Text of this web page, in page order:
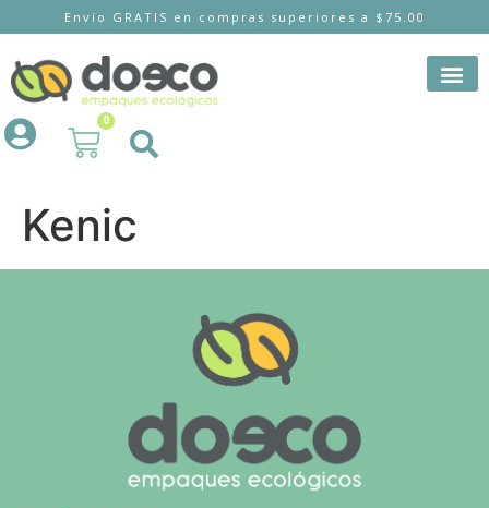
Envío GRATIS en compras superiores a $75.00
0
Kenic